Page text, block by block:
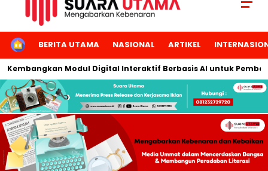
HOMEBERITA UTAMA NASIONAL ARTIKEL
Modul Digital Interaktif Berbasis AI untuk